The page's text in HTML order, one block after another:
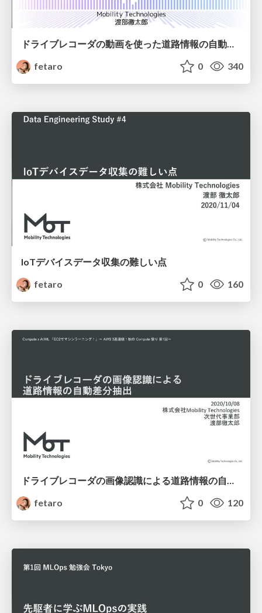
ドライブレコーダの動画を使った道路情報の自動差分抽出
fetaro
0 340
IoTデバイスデータ収集の難しい点
fetaro
0 160
ドライブレコーダの画像認識による道路情報の自動差分抽出
fetaro
0 120